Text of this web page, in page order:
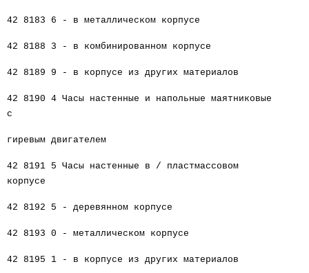
42 8183 6 - в металлическом корпусе
42 8188 3 - в комбинированном корпусе
42 8189 9 - в корпусе из других материалов
42 8190 4 Часы настенные и напольные маятниковые
с
гиревым двигателем
42 8191 5 Часы настенные в / пластмассовом
корпусе
42 8192 5 - деревянном корпусе
42 8193 0 - металлическом корпусе
42 8195 1 - в корпусе из других материалов